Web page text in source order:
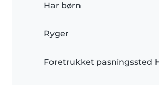
Har børn
Ryger
Foretrukket pasningssted